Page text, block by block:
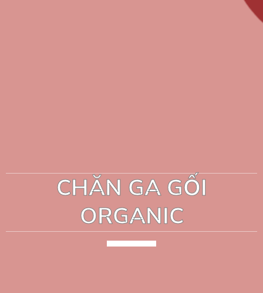
CHĂN GA GỐI
ORGANIC